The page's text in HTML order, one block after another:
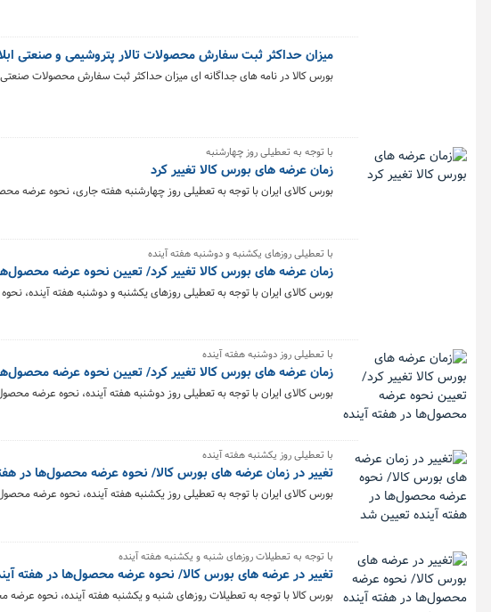
میزان حداکثر ثبت سفارش محصولات تالار پتروشیمی و صنعتی
بورس کالا در نامه های جداگانه ای میزان حداکثر ثبت سفارش محصولات صنعتی
با توجه به تعطیلی روز چهارشنبه
زمان عرضه های بورس کالا تغییر کرد
بورس کالای ایران با توجه به تعطیلی روز چهارشنبه هفته جاری، نحوه عرضه محصولات در هفته
با تعطیلی روزهای یکشنبه و دوشنبه هفته آینده
زمان عرضه های بورس کالا تغییر کرد/ تعیین نحوه عرضه
بورس کالای ایران با توجه به تعطیلی روزهای یکشنبه و دوشنبه هفته آینده، نحوه عرضه
با تعطیلی روز دوشنبه هفته آینده
زمان عرضه های بورس کالا تغییر کرد/ تعیین نحوه عرضه
بورس کالای ایران با توجه به تعطیلی روز دوشنبه هفته آینده، نحوه عرضه محصول‌ها در هفته
با تعطیلی روز یکشنبه هفته آینده
تغییر در زمان عرضه های بورس کالا/ نحوه عرضه محصول‌ها در
بورس کالای ایران با توجه به تعطیلی روز یکشنبه هفته آینده، نحوه عرضه محصول‌ها در هفته
با توجه به تعطیلات روزهای شنبه و یکشنبه هفته آینده
تغییر در عرضه های بورس کالا/ نحوه عرضه محصول‌ها در هفته
بورس کالا با توجه به تعطیلات روزهای شنبه و یکشنبه هفته آینده، نحوه عرضه محصول‌ها در